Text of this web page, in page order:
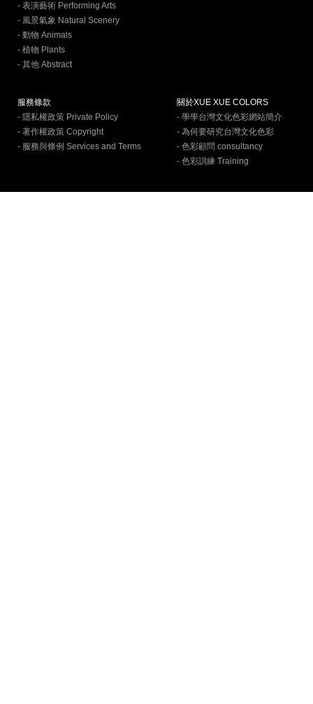
- 表演藝術 Performing Arts
- 風景氣象 Natural Scenery
- 動物 Animals
- 植物 Plants
- 其他 Abstract
服務條款
- 隱私權政策 Private Policy
- 著作權政策 Copyright
- 服務與條例 Services and Terms
關於XUE XUE COLORS
- 學學台灣文化色彩網站簡介
- 為何要研究台灣文化色彩
- 色彩顧問 consultancy
- 色彩訓練 Training